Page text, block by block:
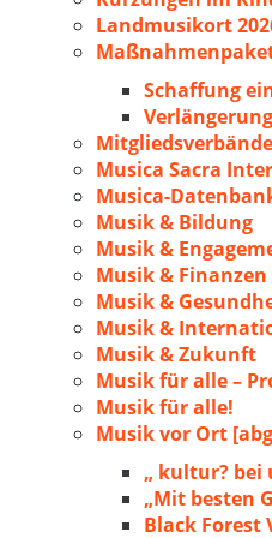
Landmusikort
Schaffung
Mitgliedsverbände
Musica Sacra
Musica-
Musik & Bildung
Musik &
Musik & Finanzen
Musik &
Musik &
Musik & Zukunft
Musik für alle –
Musik für alle!
Musik vor Ort
„ kultur? bei
„Mit besten
Black Forest